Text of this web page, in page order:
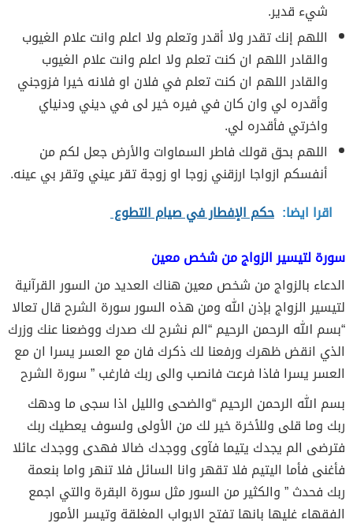
شيء قدير.
اللهم إنك تقدر ولا أقدر وتعلم ولا اعلم وانت علام الغيوب
والقادر اللهم ان كنت تعلم ولا اعلم وانت علام الغيوب
والقادر اللهم ان كنت تعلم في فلان او فلانه خيرا فزوجني
وأقدره لي وان كان في فيره خير لى في ديني ودنياي
واخرتي فأقدره لي.
اللهم بحق قولك فاطر السماوات والأرض جعل لكم من
أنفسكم ازواجا ارزقني زوجا او زوجة تقر عيني وتقر بي عينه.
اقرا ايضا: حكم الإفطار في صيام التطوع
سورة لتيسير الزواج من شخص معين
الدعاء بالزواج من شخص معين هناك العديد من السور القرآنية
لتيسير الزواج بإذن الله ومن هذه السور سورة الشرح قال تعالا
“بسم الله الرحمن الرحيم “الم نشرح لك صدرك ووضعنا عنك وزرك
الذي انقض ظهرك ورفعنا لك ذكرك فان مع العسر يسرا ان مع
العسر يسرا فاذا فرعت فانصب والى ربك فارغب ” سورة الشرح
بسم الله الرحمن الرحيم “والضحى والليل اذا سجى ما ودهك
ربك وما قلى وللأخرة خير لك من الأولى ولسوف يعطيك ربك
فترضى الم يجدك يتيما فآوى ووجدك ضالا فهدى ووجدك عائلا
فأغنى فأما اليتيم فلا تقهر وانا السائل فلا تنهر واما بنعمة
ربك فحدث ” والكثير من السور مثل سورة البقرة والتي اجمع
الفقهاء غليها بانها تفتح الابواب المغلقة وتيسر الأمور